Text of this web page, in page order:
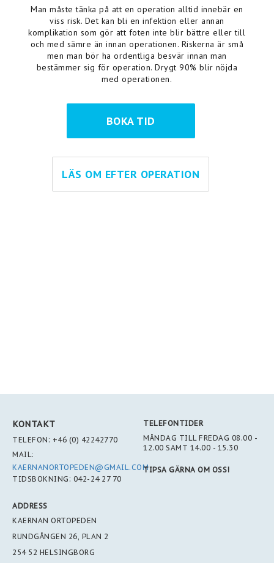
Man måste tänka på att en operation alltid innebär en
viss risk. Det kan bli en infektion eller annan
komplikation som gör att foten inte blir bättre eller till
och med sämre än innan operationen. Riskerna är små
men man bör ha ordentliga besvär innan man
bestämmer sig för operation. Drygt 90% blir nöjda
med operationen.
BOKA TID
LÄS OM EFTER OPERATION
KONTAKT
TELEFON: +46 (0) 42242770
MAIL:
KAERNANORTOPEDEN@GMAIL.COM
TIDSBOKNING: 042-24 27 70
ADDRESS
KAERNAN ORTOPEDEN
RUNDGÅNGEN 26, PLAN 2
254 52 HELSINGBORG
TELEFONTIDER
MÅNDAG TILL FREDAG 08.00 -
12.00 SAMT 14.00 - 15.30
TIPSA GÄRNA OM OSS!